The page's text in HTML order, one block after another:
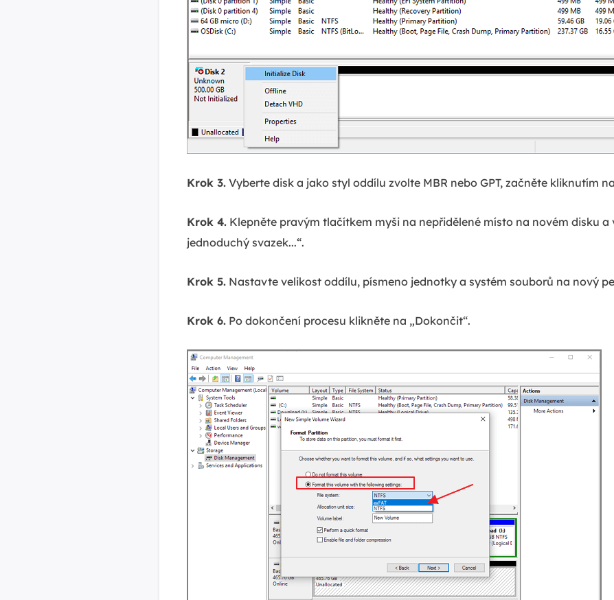
Krok 3. Vyberte disk a jako styl oddílu zvolte MBR nebo GPT, začněte kliknutím
Krok 4. Klepněte pravým tlačítkem myši na nepřidělené místo na novém disku a
jednoduchý svazek...“.
Krok 5. Nastavte velikost oddílu, písmeno jednotky a systém souborů na nový
Krok 6. Po dokončení procesu klikněte na „Dokončit“.